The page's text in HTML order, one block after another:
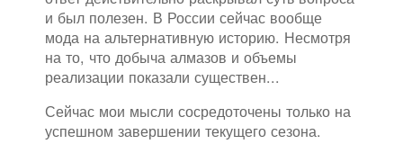
и был полезен. В России сейчас вообще
мода на альтернативную историю. Несмотря
на то, что добыча алмазов и объемы
реализации показали существен...
Сейчас мои мысли сосредоточены только на
успешном завершении текущего сезона.